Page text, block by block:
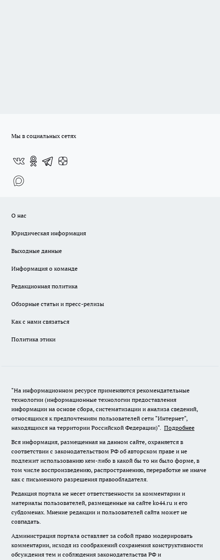
Мы в социальных сетях
О нас
Юридическая информация
Выходные данные
Информация о команде
Редакционная политика
Обзорные статьи и пресс-релизы
Как с нами связаться
Политика этики
"На информационном ресурсе применяются рекомендательные
технологии (информационные технологии предоставления
информации на основе сбора, систематизации и анализа сведений,
относящихся к предпочтениям пользователей сети "Интернет",
находящихся на территории Российской Федерации)". Подробнее
Вся информация, размещенная на данном сайте, охраняется в
соответствии с законодательством РФ об авторском праве и не
подлежит использованию кем-либо в какой бы то ни было форме, в
том числе воспроизведению, распространению, переработке не иначе
как с письменного разрешения правообладателя.
Редакция портала не несет ответственности за комментарии и
материалы пользователей, размещенные на сайте ko44.ru и его
субдоменах. Мнение редакции и пользователей сайта может не
совпадать.
Администрация портала оставляет за собой право модерировать
комментарии, исходя из соображений сохранения конструктивности
обсуждения тем и соблюдения законодательства РФ и